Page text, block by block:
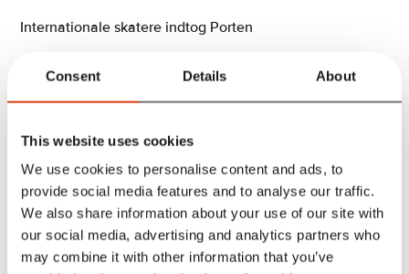
Consent Details About
This website uses cookies
We use cookies to personalise content and ads, to
provide social media features and to analyse our traffic.
We also share information about your use of our site with
our social media, advertising and analytics partners who
may combine it with other information that you’ve
Internationale skatere indtog Porten
17062022
Professionelle skatere fra den internationale elite,
publikum og skateboard-fans fra hele verden har i denne
måned boltret sig i København til Copenhagen Open.